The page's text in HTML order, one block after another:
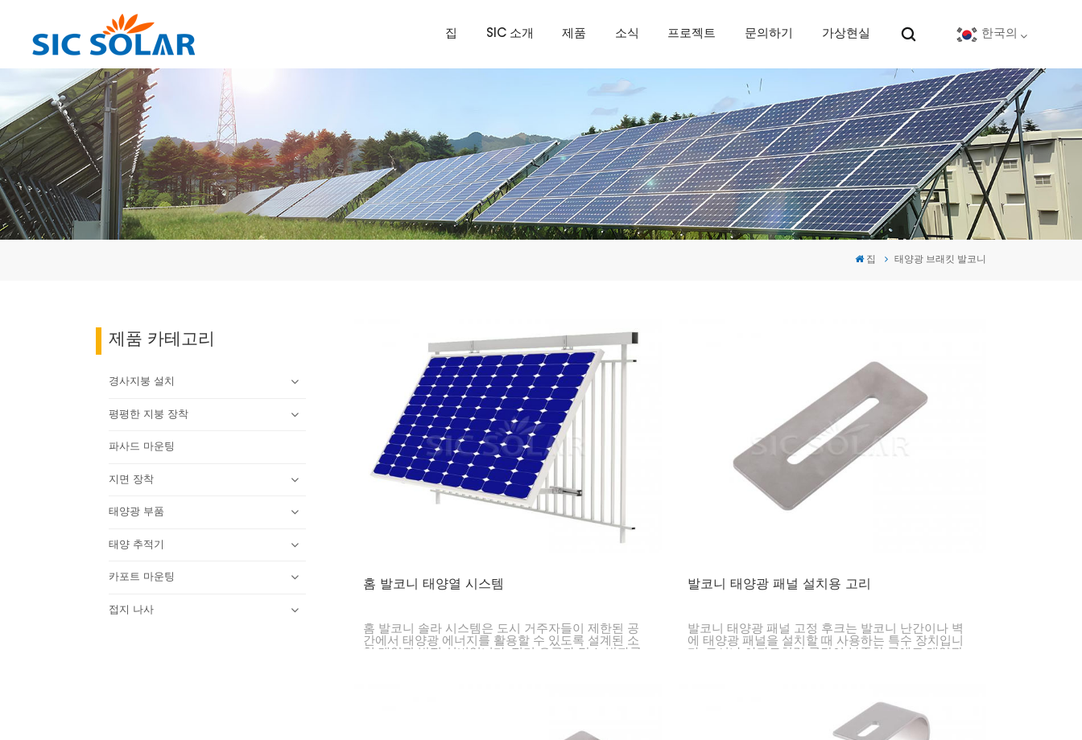
집 SIC 소개 제품 소식 프로젝트 문의하기 가상현실 한국의
English
Deutsch
español
português
집 태양광 브래킷 발코니
제품 카테고리
경사지붕 설치
평평한 지붕 장착
파사드 마운팅
지면 장착
태양광 부품
태양 추적기
카포트 마운팅
접지 나사
홈 발코니 태양열 시스템
홈 발코니 솔라 시스템은 도시 거주자들이 제한된 공
간에서 태양광 에너지를 활용할 수 있도록 설계된 소
발코니 태양광 패널 설치용 고리
발코니 태양광 패널 고정 후크는 발코니 난간이나 벽
에 태양광 패널을 설치할 때 사용하는 특수 장치입니